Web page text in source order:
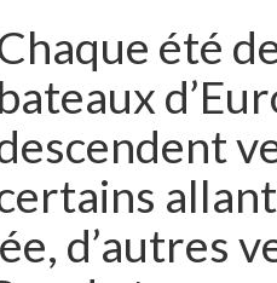
été
bateaux
d’autres